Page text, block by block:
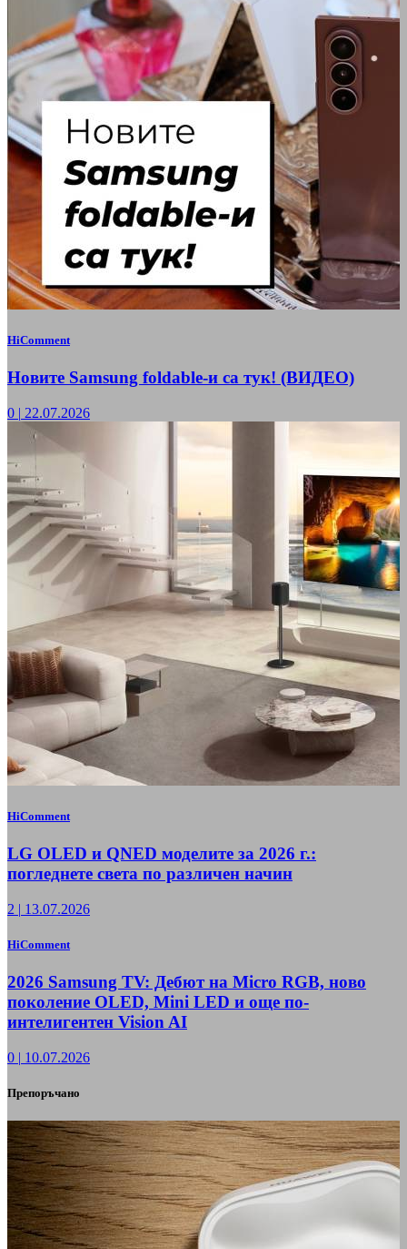
HiComment
Новите Samsung foldable-и са тук! (ВИДЕО)
0 | 22.07.2026
HiComment
LG OLED и QNED моделите за 2026 г.:
погледнете света по различен начин
2 | 13.07.2026
HiComment
2026 Samsung TV: Дебют на Micro RGB, ново
поколение OLED, Mini LED и още по-
интелигентен Vision AI
0 | 10.07.2026
Препоръчано